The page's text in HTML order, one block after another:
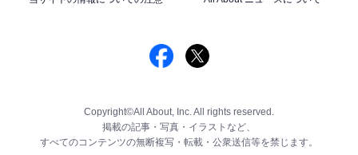
Copyright©All About, Inc. All rights reserved.
掲載の記事・写真・イラストなど、
すべてのコンテンツの無断複写・転載・公衆送信等を禁じます。